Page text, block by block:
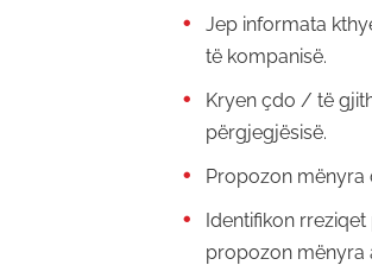
Jep informata
të kompanisë.
Kryen çdo / të
përgjegjësisë.
Propozon mënyra
Identifikon
propozon mënyra